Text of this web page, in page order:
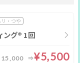
リ・つや
ング® 1回
15,000 ¥5,500